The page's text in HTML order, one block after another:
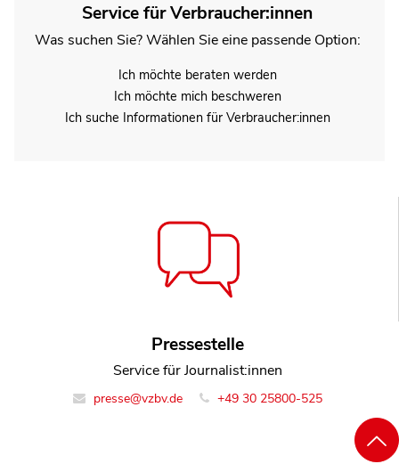
Service für Verbraucher:innen
Was suchen Sie? Wählen Sie eine passende Option:
Ich möchte beraten werden
Ich möchte mich beschweren
Ich suche Informationen für Verbraucher:innen
Pressestelle
Service für Journalist:innen
presse@vzbv.de +49 30 25800-525